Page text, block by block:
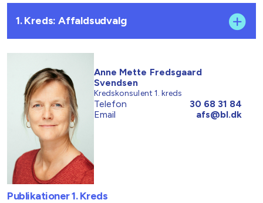
1. Kreds: Affaldsudvalg
Anne Mette Fredsgaard
Svendsen
Kredskonsulent 1. kreds
Telefon
30 68 31 84
Email
afs@bl.dk
Publikationer 1. Kreds